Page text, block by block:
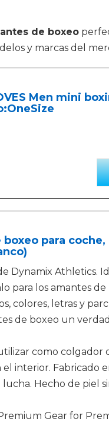
de boxeo
y marcas del
Men mini
para
Dynamix Athletics.
para los amantes
colores, letras y
de boxeo un
como colgador
interior. Fabricado
Hecho de piel
Gear for